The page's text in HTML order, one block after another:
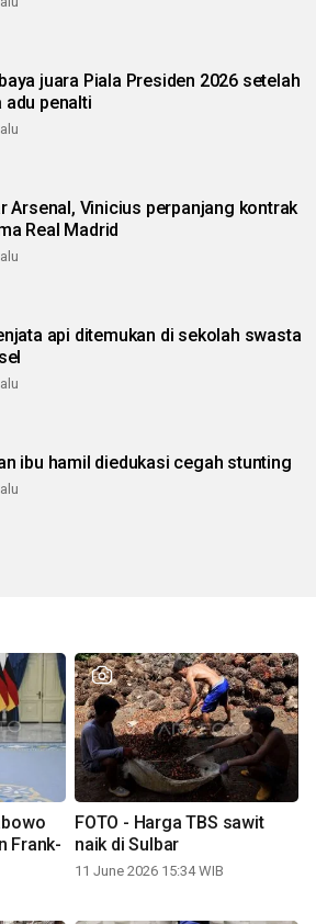
juara Piala Presiden 2026 setelah
adu penalti
Vinicius perpanjang kontrak
Real Madrid
api ditemukan di sekolah swasta
ibu hamil diedukasi cegah stunting
Frank-
FOTO - Harga TBS sawit
naik di Sulbar
11 June 2026 15:34 WIB